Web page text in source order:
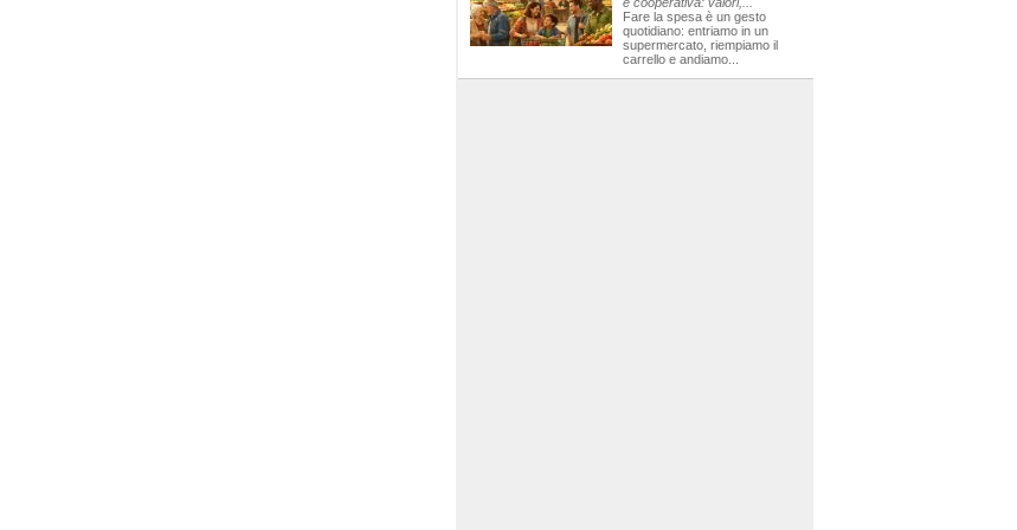
Fare la spesa è un gesto
quotidiano: entriamo in un
supermercato, riempiamo il
carrello e andiamo...